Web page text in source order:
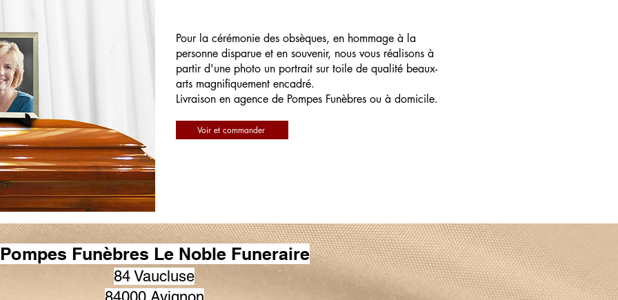
Pour la cérémonie des obsèques, en hommage à la
personne disparue et en souvenir, nous vous réalisons à
partir d'une photo un portrait sur toile de qualité beaux-
arts magnifiquement encadré.
Livraison en agence de Pompes Funèbres ou à domicile.
Voir et commander
Pompes Funèbres Le Noble Funeraire
84 Vaucluse